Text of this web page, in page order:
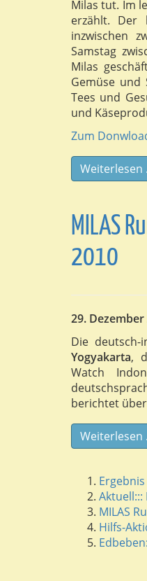
Milas tut. Im
erzählt. Der
inzwischen
Samstag
Milas
Gemüse und
Tees und
und
Zum
Weiterlesen
MILAS
2010
29.
Die deutsch-
Yogyakarta,
Watch
berichtet
Weiterlesen
Aktuell:::
MILAS
Hilfs-